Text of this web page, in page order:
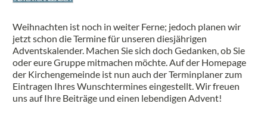
Weihnachten ist noch in weiter Ferne; jedoch planen wir
jetzt schon die Termine für unseren diesjährigen
Adventskalender. Machen Sie sich doch Gedanken, ob Sie
oder eure Gruppe mitmachen möchte. Auf der Homepage
der Kirchengemeinde ist nun auch der Terminplaner zum
Eintragen Ihres Wunschtermines eingestellt. Wir freuen
uns auf Ihre Beiträge und einen lebendigen Advent!